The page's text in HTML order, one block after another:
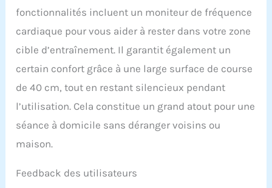
tablette. 【Tapis de
course pliable et mobile
course compact est idéal
pour les petits espaces,
encombrant. En outre, les
2 roues intégrées sont
pratiques pour le
déplacer.
fonctionnalités incluent un moniteur de fréquence
cardiaque pour vous aider à rester dans votre zone
cible d’entraînement. Il garantit également un
certain confort grâce à une large surface de course
de 40 cm, tout en restant silencieux pendant
l’utilisation. Cela constitue un grand atout pour une
séance à domicile sans déranger voisins ou
maison.
Feedback des utilisateurs